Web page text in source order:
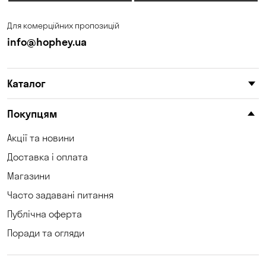
Для комерційних пропозицій
info@hophey.ua
Каталог
Покупцям
Акції та новини
Доставка і оплата
Магазини
Часто задавані питання
Публічна оферта
Поради та огляди